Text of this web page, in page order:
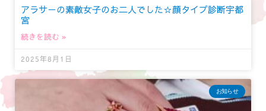
アラサーの素敵女子のお二人でした☆顔タイプ診断宇都
宮
続きを読む »
2025年8月1日
お知らせ